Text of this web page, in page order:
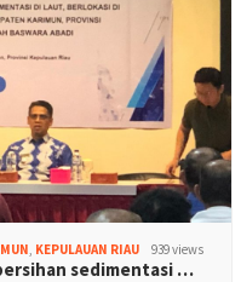
KEPULAUAN RIAU 939 views
sedimentasi …